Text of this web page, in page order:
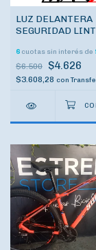
LUZ DELANTERA
SEGURIDAD
6 cuotas sin interés de
$6.500 $4.626
$3.608,28 con